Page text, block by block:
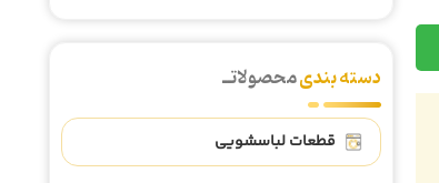
دسته بندیمحصولاتــ
قطعات لباسشویی